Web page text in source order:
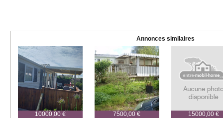
Annonces similaires
10000,00 €
7500,00 €
15000,00 €